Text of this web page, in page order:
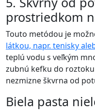
prostriedkom
Touto metódou je
látkou, napr. tenisky
teplú vodu s veľkým
zubnú kefku do
nezmizne škvrna od
Biela pasta